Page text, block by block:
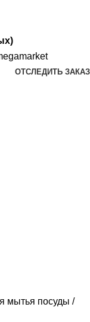
ОТСЛЕДИТЬ ЗАКАЗ
мытья посуды